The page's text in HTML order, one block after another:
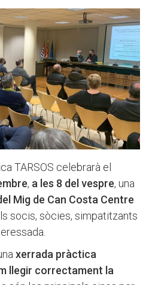
TARSOS celebrarà el
, a les 8 del vespre, una
Mig de Can Costa Centre
socis, sòcies, simpatitzants
xerrada pràctica
llegir correctament la